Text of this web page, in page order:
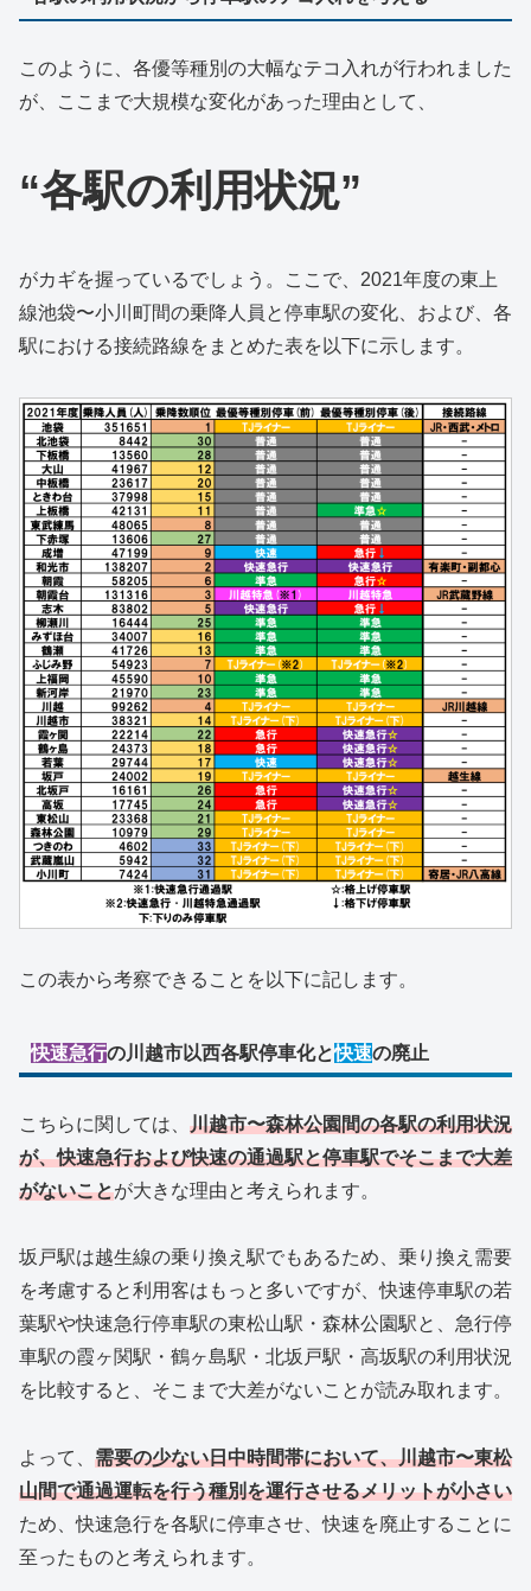
このように、各優等種別の大幅なテコ入れが行われました
が、ここまで大規模な変化があった理由として、
“各駅の利用状況”
がカギを握っているでしょう。ここで、2021年度の東上
線池袋〜小川町間の乗降人員と停車駅の変化、および、各
駅における接続路線をまとめた表を以下に示します。
この表から考察できることを以下に記します。
快速急行の川越市以西各駅停車化と快速の廃止
こちらに関しては、 川越市〜森林公園間の各駅の利用状況
が、快速急行および快速の通過駅と停車駅でそこまで大差
がないことが大きな理由と考えられます。
坂戸駅は越生線の乗り換え駅でもあるため、乗り換え需要
を考慮すると利用客はもっと多いですが、快速停車駅の若
葉駅や快速急行停車駅の東松山駅・森林公園駅と、急行停
車駅の霞ヶ関駅・鶴ヶ島駅・北坂戸駅・高坂駅の利用状況
を比較すると、そこまで大差がないことが読み取れます。
よって、 需要の少ない日中時間帯において、川越市〜東松
山間で通過運転を行う種別を運行させるメリットが小さい
ため、快速急行を各駅に停車させ、快速を廃止することに
至ったものと考えられます。